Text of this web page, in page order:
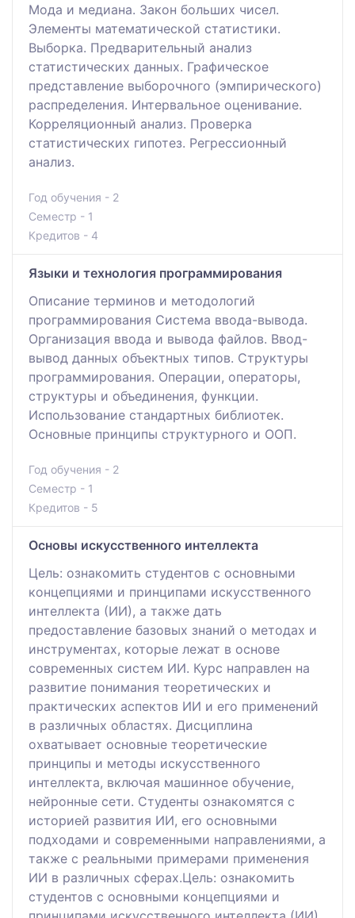
Мода и медиана. Закон больших чисел.
Элементы математической статистики.
Выборка. Предварительный анализ
статистических данных. Графическое
представление выборочного (эмпирического)
распределения. Интервальное оценивание.
Корреляционный анализ. Проверка
статистических гипотез. Регрессионный
анализ.
Год обучения - 2
Семестр - 1
Кредитов - 4
Языки и технология программирования
Описание терминов и методологий
программирования Система ввода-вывода.
Организация ввода и вывода файлов. Ввод-
вывод данных объектных типов. Структуры
программирования. Операции, операторы,
структуры и объединения, функции.
Использование стандартных библиотек.
Основные принципы структурного и ООП.
Год обучения - 2
Семестр - 1
Кредитов - 5
Основы искусственного интеллекта
Цель: ознакомить студентов с основными
концепциями и принципами искусственного
интеллекта (ИИ), а также дать
предоставление базовых знаний о методах и
инструментах, которые лежат в основе
современных систем ИИ. Курс направлен на
развитие понимания теоретических и
практических аспектов ИИ и его применений
в различных областях. Дисциплина
охватывает основные теоретические
принципы и методы искусственного
интеллекта, включая машинное обучение,
нейронные сети. Студенты ознакомятся с
историей развития ИИ, его основными
подходами и современными направлениями, а
также с реальными примерами применения
ИИ в различных сферах.Цель: ознакомить
студентов с основными концепциями и